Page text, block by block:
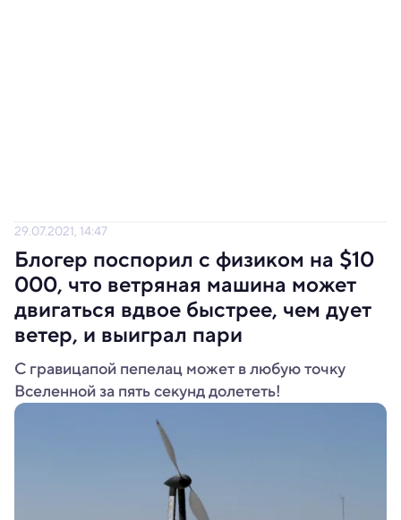
29.07.2021, 14:47
Блогер поспорил с физиком на $10
000, что ветряная машина может
двигаться вдвое быстрее, чем дует
ветер, и выиграл пари
C гравицапой пепелац может в любую точку
Вселенной за пять секунд долететь!